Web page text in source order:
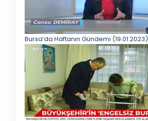
Bursa’da Haftanın Gündemi (19.01.2023)